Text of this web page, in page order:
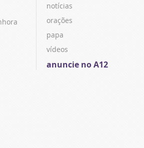
notícias
orações
papa
vídeos
anuncie no A12